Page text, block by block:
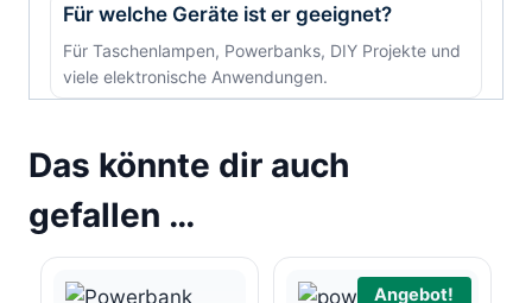
Für welche Geräte ist er geeignet?
Für Taschenlampen, Powerbanks, DIY Projekte und
viele elektronische Anwendungen.
Das könnte dir auch
gefallen …
Angebot!